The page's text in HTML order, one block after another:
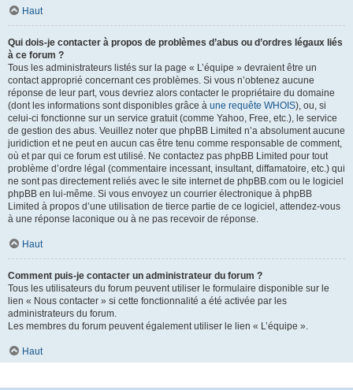
Haut
Qui dois-je contacter à propos de problèmes d’abus ou d’ordres légaux liés
à ce forum ?
Tous les administrateurs listés sur la page « L’équipe » devraient être un
contact approprié concernant ces problèmes. Si vous n’obtenez aucune
réponse de leur part, vous devriez alors contacter le propriétaire du domaine
(dont les informations sont disponibles grâce à une requête WHOIS), ou, si
celui-ci fonctionne sur un service gratuit (comme Yahoo, Free, etc.), le service
de gestion des abus. Veuillez noter que phpBB Limited n’a absolument aucune
juridiction et ne peut en aucun cas être tenu comme responsable de comment,
où et par qui ce forum est utilisé. Ne contactez pas phpBB Limited pour tout
problème d’ordre légal (commentaire incessant, insultant, diffamatoire, etc.) qui
ne sont pas directement reliés avec le site internet de phpBB.com ou le logiciel
phpBB en lui-même. Si vous envoyez un courrier électronique à phpBB
Limited à propos d’une utilisation de tierce partie de ce logiciel, attendez-vous
à une réponse laconique ou à ne pas recevoir de réponse.
Haut
Comment puis-je contacter un administrateur du forum ?
Tous les utilisateurs du forum peuvent utiliser le formulaire disponible sur le
lien « Nous contacter » si cette fonctionnalité a été activée par les
administrateurs du forum.
Les membres du forum peuvent également utiliser le lien « L’équipe ».
Haut